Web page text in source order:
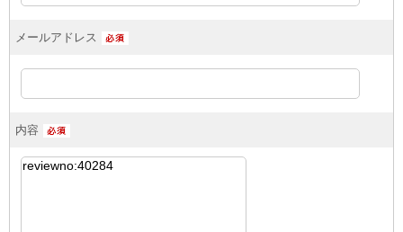
メールアドレス
内容